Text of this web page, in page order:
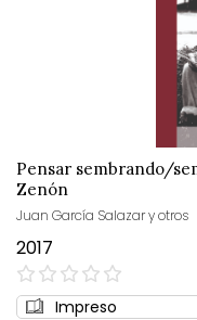
Pensar sembrando/
Zenón
Juan García Salazar y otros
2017
0%
Impreso